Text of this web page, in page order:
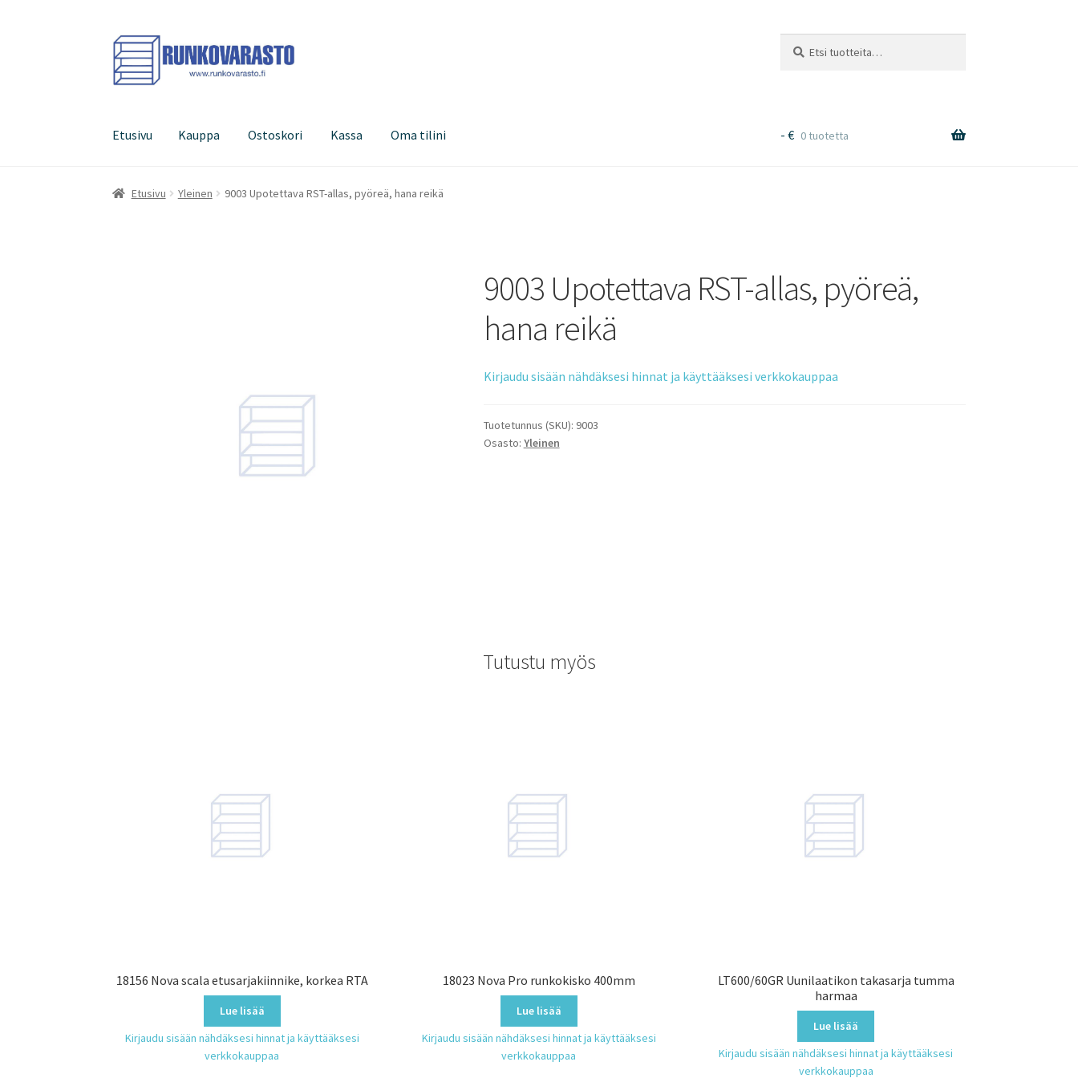
Siirry
navigointiin
Siirry
sisältöön
Etusivu Kauppa Ostoskori Kassa Oma tilini
Etusivu Kauppa OstoskoriKassa Oma tilini
- € 0 tuotetta
Etusivu Yleinen 9003 Upotettava RST-allas, pyöreä, hana reikä
9003 Upotettava RST-allas, pyöreä,
hana reikä
Kirjaudu sisään nähdäksesi hinnat ja käyttääksesi verkkokauppaa
Tuotetunnus (SKU): 9003
Osasto: Yleinen
Tutustu myös
18156 Nova scala etusarjakiinnike, korkea RTA
Lue lisää
Kirjaudu sisään nähdäksesi hinnat ja käyttääksesi
verkkokauppaa
18023 Nova Pro runkokisko 400mm
Lue lisää
Kirjaudu sisään nähdäksesi hinnat ja käyttääksesi
verkkokauppaa
LT600/60GR Uunilaatikon takasarja tumma
harmaa
Lue lisää
Kirjaudu sisään nähdäksesi hinnat ja käyttääksesi
verkkokauppaa